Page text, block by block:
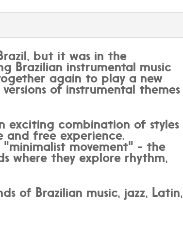
but it was in the
Brazilian instrumental music
again to play a new
of instrumental themes
exciting combination of styles
and free experience.
movement" - the
where they explore rhythm,
of Brazilian music, jazz, Latin,